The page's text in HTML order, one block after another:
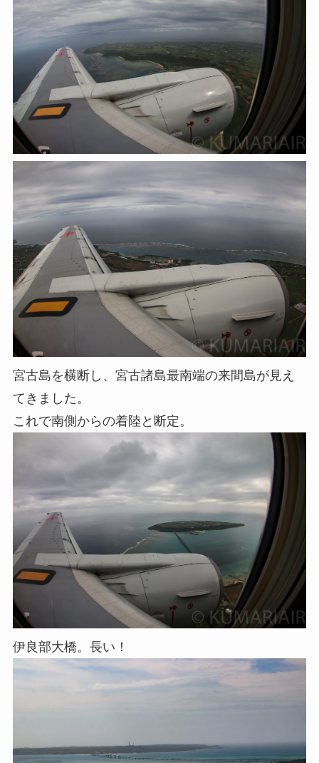
宮古島を横断し、宮古諸島最南端の来間島が見え
てきました。
これで南側からの着陸と断定。
伊良部大橋。長い！